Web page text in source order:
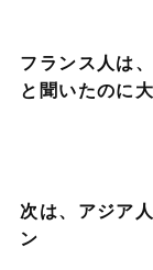
フランス人は
と聞いたのに
次は、アジア
ン